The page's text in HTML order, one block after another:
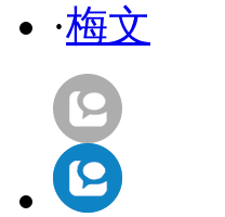
·梅文